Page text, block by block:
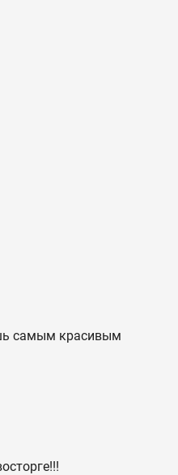
самым красивым